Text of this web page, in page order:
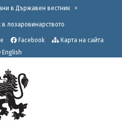
в Държавен вестник >
в лозаровинарството
Facebook
Карта на сайта
English